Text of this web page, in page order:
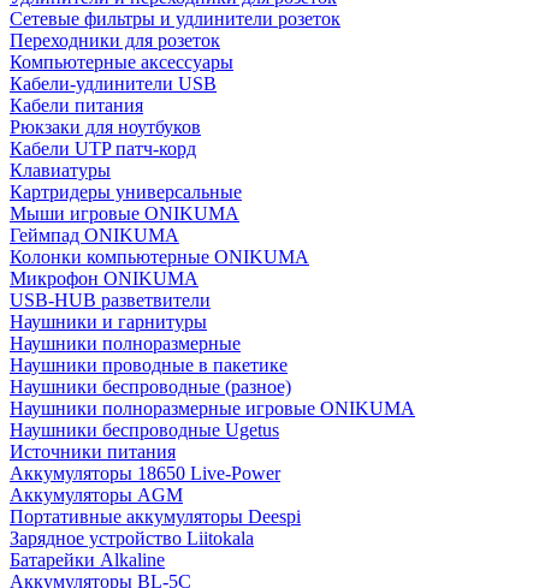
Сетевые фильтры и удлинители розеток
Переходники для розеток
Компьютерные аксессуары
Кабели-удлинители USB
Кабели питания
Рюкзаки для ноутбуков
Кабели UTP патч-корд
Клавиатуры
Картридеры универсальные
Мыши игровые ONIKUMA
Геймпад ONIKUMA
Колонки компьютерные ONIKUMA
Микрофон ONIKUMA
USB-HUB разветвители
Наушники и гарнитуры
Наушники полноразмерные
Наушники проводные в пакетике
Наушники беспроводные (разное)
Наушники полноразмерные игровые ONIKUMA
Наушники беспроводные Ugetus
Источники питания
Аккумуляторы 18650 Live-Power
Аккумуляторы АGM
Портативные аккумуляторы Deespi
Зарядное устройство Liitokala
Батарейки Alkaline
Аккумуляторы BL-5C